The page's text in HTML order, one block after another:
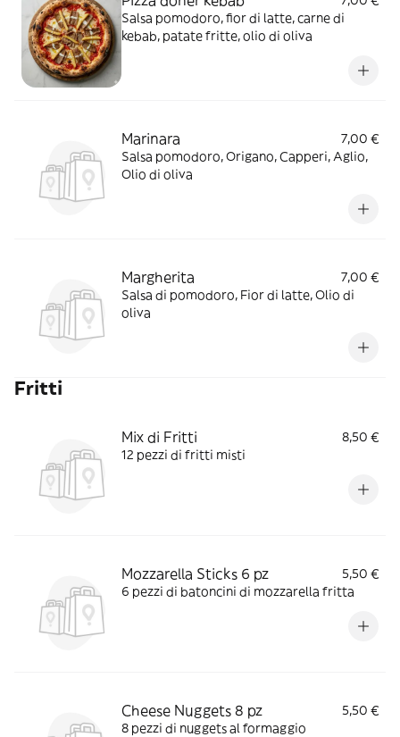
Salsa pomodoro, fior di latte, carne di
kebab, patate fritte, olio di oliva
Marinara
7,00 €
Salsa pomodoro, Origano, Capperi, Aglio,
Olio di oliva
Margherita
7,00 €
Salsa di pomodoro, Fior di latte, Olio di
oliva
Fritti
Mix di Fritti
8,50 €
12 pezzi di fritti misti
Mozzarella Sticks 6 pz
5,50 €
6 pezzi di batoncini di mozzarella fritta
Cheese Nuggets 8 pz
5,50 €
8 pezzi di nuggets al formaggio